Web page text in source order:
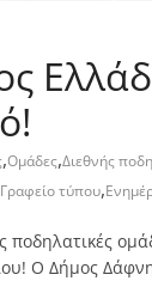
,Ομάδες,Διεθνής
Γραφείο τύπου,
ποδηλατικές
Ο Δήμος